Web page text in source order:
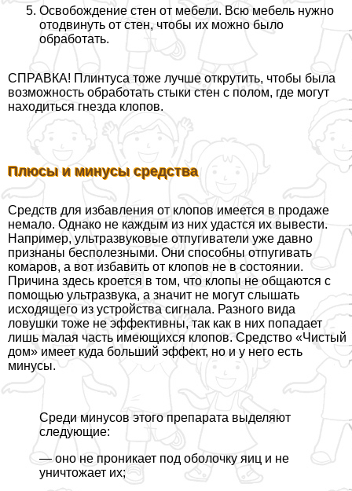
Освобождение стен от мебели. Всю мебель нужно
отодвинуть от стен, чтобы их можно было
обработать.
СПРАВКА! Плинтуса тоже лучше открутить, чтобы была
возможность обработать стыки стен с полом, где могут
находиться гнезда клопов.
Плюсы и минусы средства
Средств для избавления от клопов имеется в продаже
немало. Однако не каждым из них удастся их вывести.
Например, ультразвуковые отпугиватели уже давно
признаны бесполезными. Они способны отпугивать
комаров, а вот избавить от клопов не в состоянии.
Причина здесь кроется в том, что клопы не общаются с
помощью ультразвука, а значит не могут слышать
исходящего из устройства сигнала. Разного вида
ловушки тоже не эффективны, так как в них попадает
лишь малая часть имеющихся клопов. Средство «Чистый
дом» имеет куда больший эффект, но и у него есть
минусы.
Среди минусов этого препарата выделяют
следующие:
— оно не проникает под оболочку яиц и не
уничтожает их;